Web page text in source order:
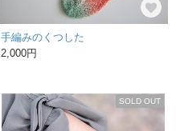
手編みのくつした
2,000円
SOLD OUT